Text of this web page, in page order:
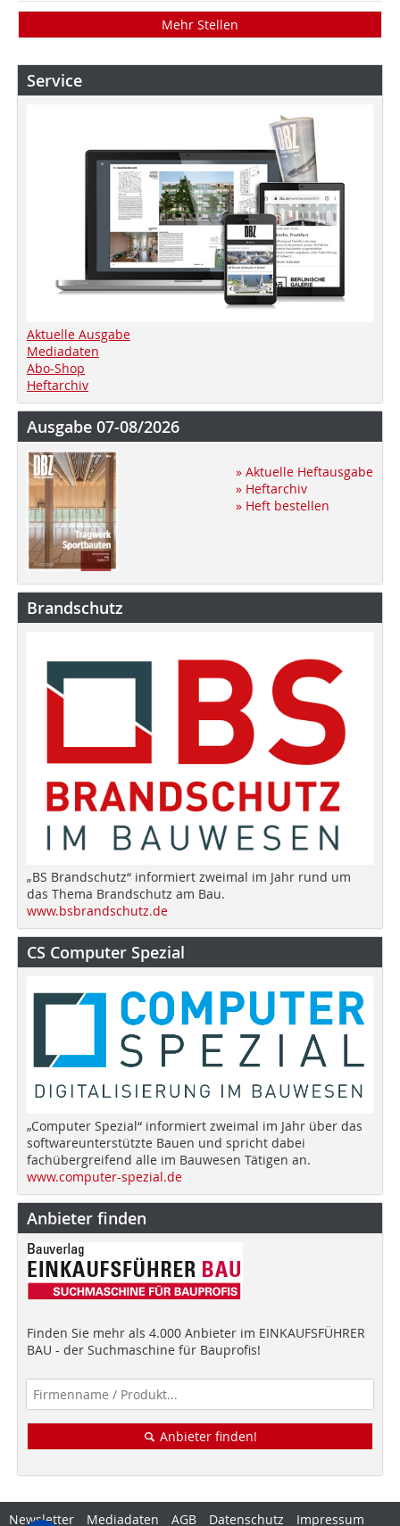
Mehr Stellen
Service
Aktuelle Ausgabe
Mediadaten
Abo-Shop
Heftarchiv
Ausgabe 07-08/2026
» Aktuelle Heftausgabe
» Heftarchiv
» Heft bestellen
Brandschutz
„BS Brandschutz“ informiert zweimal im Jahr rund um
das Thema Brandschutz am Bau.
www.bsbrandschutz.de
CS Computer Spezial
„Computer Spezial“ informiert zweimal im Jahr über das
softwareunterstützte Bauen und spricht dabei
fachübergreifend alle im Bauwesen Tätigen an.
www.computer-spezial.de
Anbieter finden
Finden Sie mehr als 4.000 Anbieter im EINKAUFSFÜHRER
BAU - der Suchmaschine für Bauprofis!
Anbieter finden!
Newsletter Mediadaten AGB Datenschutz Impressum